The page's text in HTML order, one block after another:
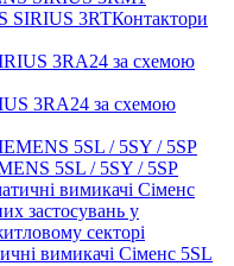
Контактори
3RA24 за схемою
5SL / 5SY / 5SP
вимикачі Сіменс 5SL